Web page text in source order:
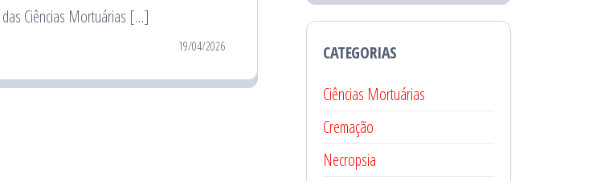
Ciências Mortuárias […]
19/04/2026
CATEGORIAS
Ciências Mortuárias
Cremação
Necropsia